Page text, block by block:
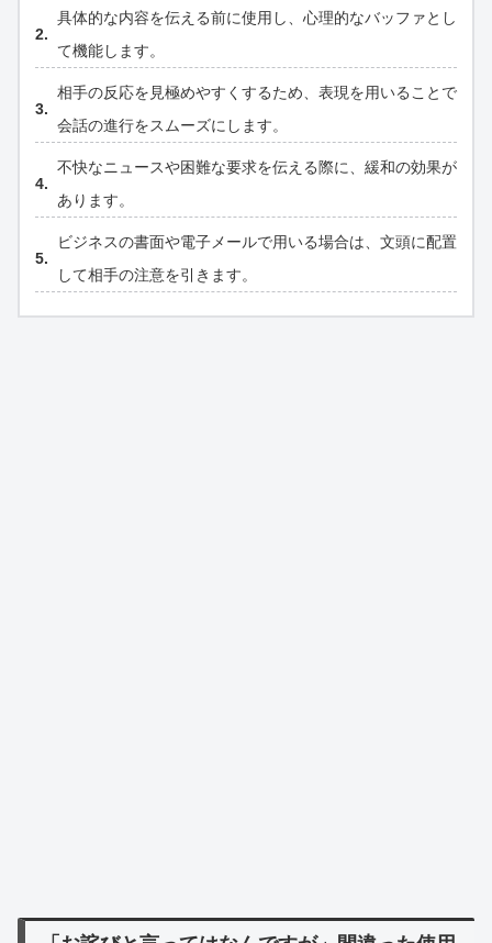
具体的な内容を伝える前に使用し、心理的なバッファとし
て機能します。
相手の反応を見極めやすくするため、表現を用いることで
会話の進行をスムーズにします。
不快なニュースや困難な要求を伝える際に、緩和の効果が
あります。
ビジネスの書面や電子メールで用いる場合は、文頭に配置
して相手の注意を引きます。